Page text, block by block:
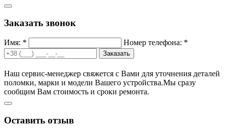
Заказать звонок
Имя: * Номер телефона: *
Заказать
Наш сервис-менеджер свяжется с Вами для уточнения деталей
поломки, марки и модели Вашего устройства.Мы сразу
сообщим Вам стоимость и сроки ремонта.
Оставить отзыв